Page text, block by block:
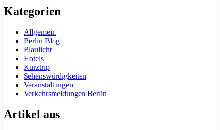
Kategorien
Allgemein
Berlin Blog
Blaulicht
Hotels
Kurztrip
Sehenswürdigkeiten
Veranstaltungen
Verkehrsmeldungen Berlin
Artikel aus